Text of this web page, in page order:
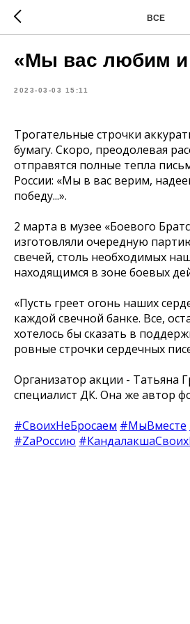
ВСЕ
«Мы вас любим
2023-03-03 15:11
Трогательные строчки
бумагу. Скоро, преодолевая
отправятся полные тепла
России: «Мы в вас верим,
победу...».
2 марта в музее «Боевого
изготовляли очередную
свечей, столь необходимых
находящимся в зоне боевых
«Пусть греет огонь наших
каждой свечной банке. Все,
хотелось бы сказать в
ровные строчки сердечных
Организатор акции - Татьяна
специалист ДК. Она же автор
#СвоихНеБросаем #МыВместе
#ZаРоссию